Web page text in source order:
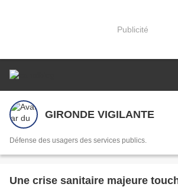
Publicité
GIRONDE VIGILANTE
Défense des usagers des services publics.
Une crise sanitaire majeure